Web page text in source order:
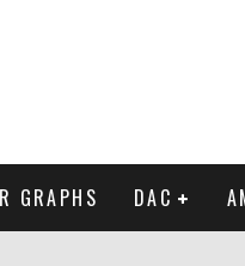
GRAPHS DAC